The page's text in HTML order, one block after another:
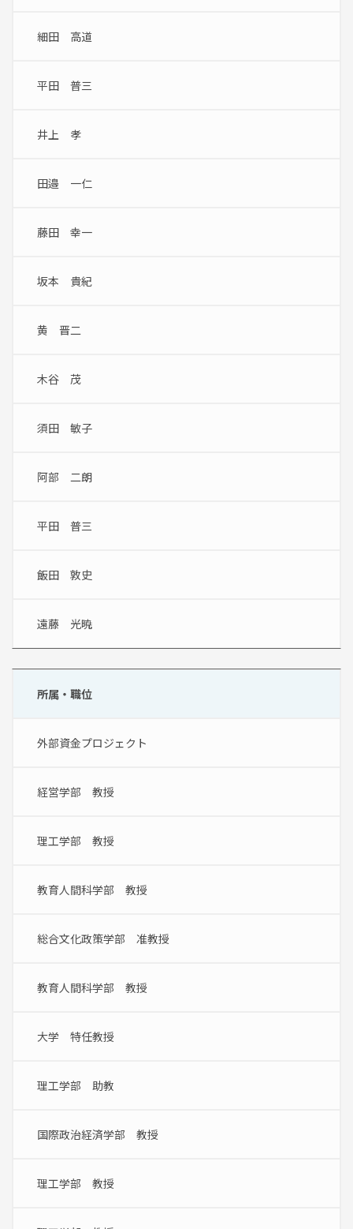
細田　高道
平田　普三
井上　孝
田邉　一仁
藤田　幸一
坂本　貴紀
黄　晋二
木谷　茂
須田　敏子
阿部　二朗
平田　普三
飯田　敦史
遠藤　光暁
所属・職位
外部資金プロジェクト
経営学部　教授
理工学部　教授
教育人間科学部　教授
総合文化政策学部　准教授
教育人間科学部　教授
大学　特任教授
理工学部　助教
国際政治経済学部　教授
理工学部　教授